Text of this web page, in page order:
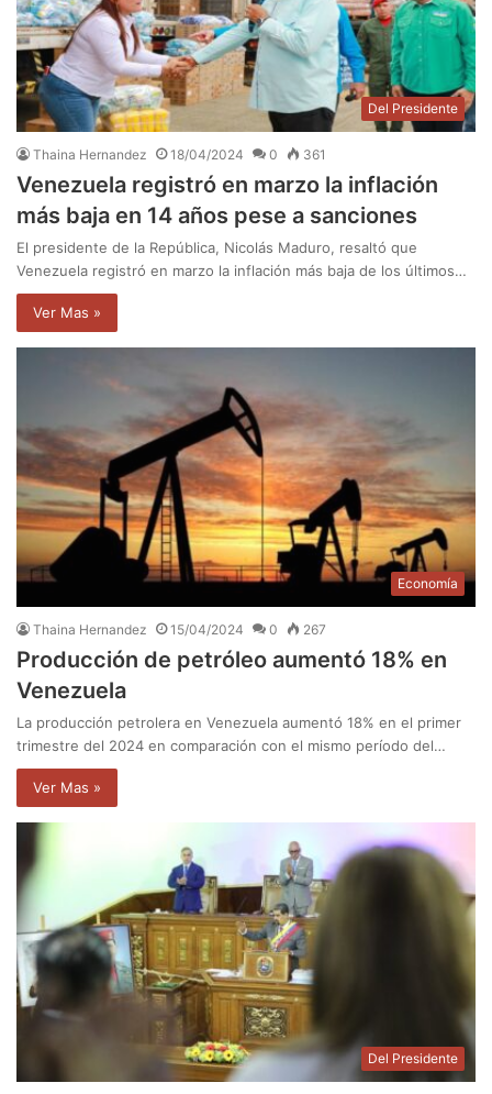
Del Presidente
Thaina Hernandez 18/04/2024 0 361
Venezuela registró en marzo la inflación
más baja en 14 años pese a sanciones
El presidente de la República, Nicolás Maduro, resaltó que
Venezuela registró en marzo la inflación más baja de los últimos…
Ver Mas »
Economía
Thaina Hernandez 15/04/2024 0 267
Producción de petróleo aumentó 18% en
Venezuela
La producción petrolera en Venezuela aumentó 18% en el primer
trimestre del 2024 en comparación con el mismo período del…
Ver Mas »
Del Presidente